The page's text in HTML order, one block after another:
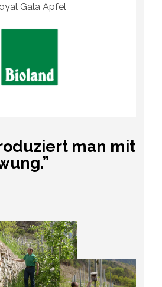
Gala Apfel
man mit